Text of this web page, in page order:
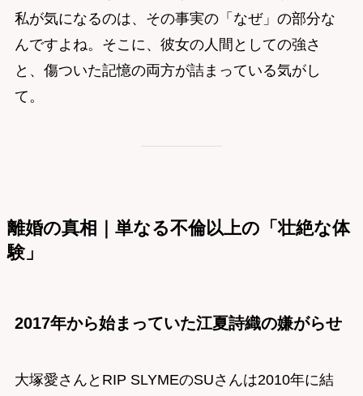
私が気になるのは、その事実の「なぜ」の部分な
んですよね。そこに、彼女の人間としての強さ
と、傷ついた記憶の両方が詰まっている気がし
て。
離婚の真相｜単なる不倫以上の「壮絶な体
験」
2017年から始まっていた江夏詩織の嫌がらせ
大塚愛さんとRIP SLYMEのSUさんは2010年に結